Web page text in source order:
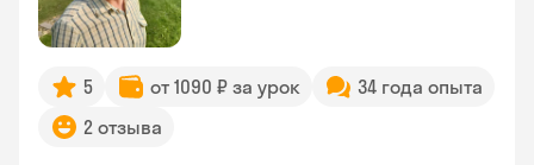
5 от 1090 ₽ за урок
34 года опыта
2 отзыва